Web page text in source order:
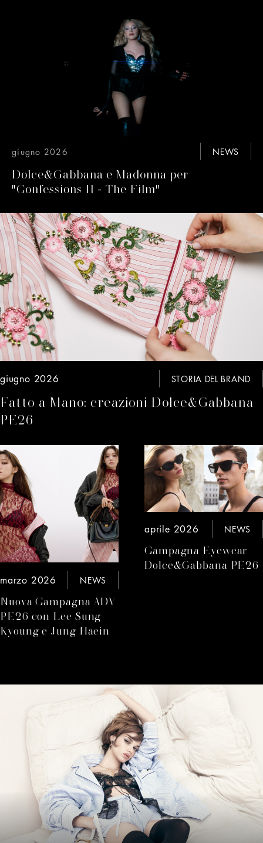
NEWS
giugno 2026
Dolce&Gabbana e Madonna per
"Confessions II - The Film"
giugno 2026 STORIA DEL BRAND
Fatto a Mano: creazioni Dolce&Gabbana
PE26
marzo 2026 NEWS
Nuova Campagna ADV
PE26 con Lee Sung
Kyoung e Jung Haein
aprile 2026 NEWS
Campagna Eyewear
Dolce&Gabbana PE26